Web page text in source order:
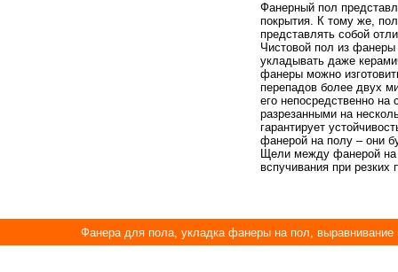
Фанерный пол
покрытия. К тому же,
представлять собой
Чистовой пол из
укладывать даже
фанеры можно
перепадов более двух
его непосредственно
разрезанными на
гарантирует
фанерой на полу – они
Щели между фанерой на
вспучивания при резких
Фанера для пола, укладка фанеры на пол,